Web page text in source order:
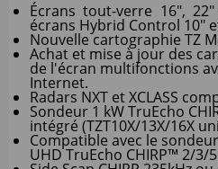
Écrans tout-verre 16",
écrans Hybrid Control 10"
Nouvelle cartographie TZ
Achat et mise à jour des
de l'écran multifonctions
Internet.
Radars NXT et XCLASS
Sondeur 1 kW TruEcho
intégré (TZT10X/13X/16X
Compatible avec le
UHD TruEcho CHIRP™ 2/3/